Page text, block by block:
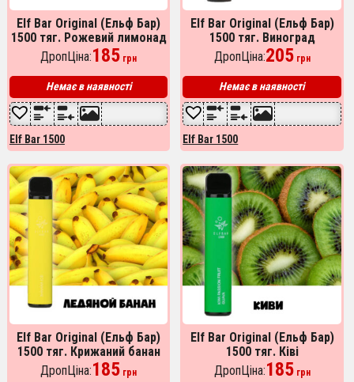
Elf Bar Original (Ельф Бар)
1500 тяг. Рожевий лимонад
ДропЦіна:185 грн
Немає в наявності
Elf Bar 1500
Elf Bar Original (Ельф Бар)
1500 тяг. Виноград
ДропЦіна:205грн
Немає в наявності
Elf Bar 1500
Elf Bar Original (Ельф Бар)
1500 тяг. Крижаний банан
ДропЦіна:185 грн
Elf Bar Original (Ельф Бар)
1500 тяг. Ківі
ДропЦіна:185грн